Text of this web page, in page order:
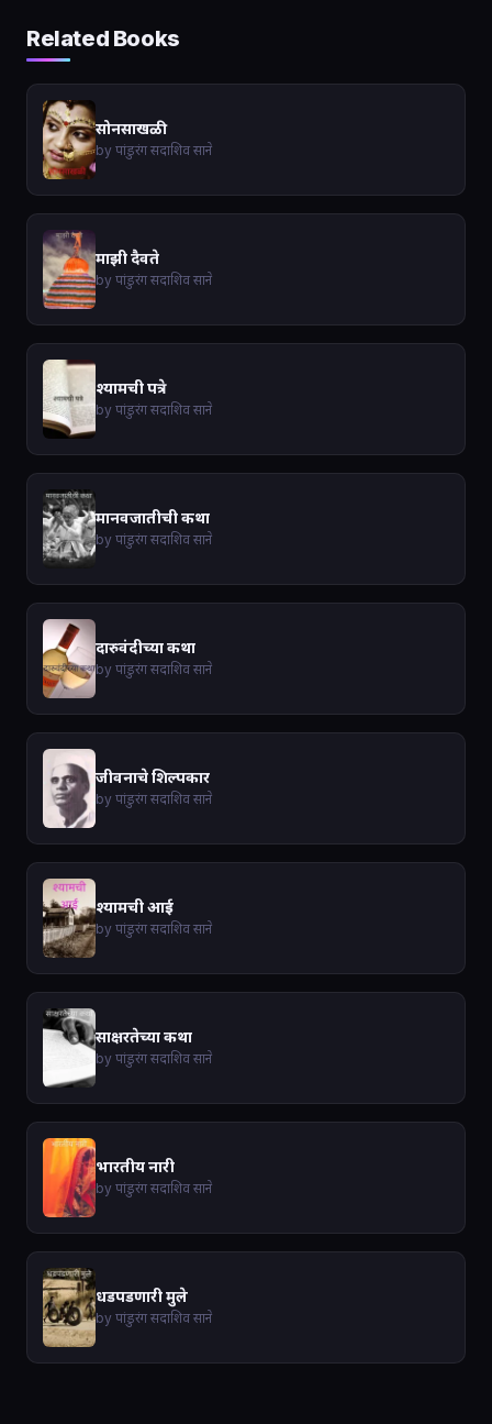
Related Books
सोनसाखळी
by पांडुरंग सदाशिव साने
माझी दैवते
by पांडुरंग सदाशिव साने
श्यामची पत्रे
by पांडुरंग सदाशिव साने
मानवजातीची कथा
by पांडुरंग सदाशिव साने
दारुवंदीच्या कथा
by पांडुरंग सदाशिव साने
जीवनाचे शिल्पकार
by पांडुरंग सदाशिव साने
श्यामची आई
by पांडुरंग सदाशिव साने
साक्षरतेच्या कथा
by पांडुरंग सदाशिव साने
भारतीय नारी
by पांडुरंग सदाशिव साने
धडपडणारी मुले
by पांडुरंग सदाशिव साने